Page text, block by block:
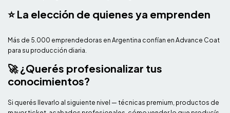
⭐ La elección de quienes ya emprenden
Más de 5.000 emprendedoras en Argentina confían en Advance Coat
para su producción diaria.
🚀 ¿Querés profesionalizar tus
conocimientos?
Si querés llevarlo al siguiente nivel — técnicas premium, productos de